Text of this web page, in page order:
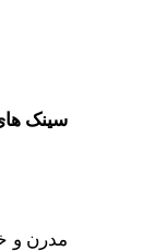
سینک
مدرن و